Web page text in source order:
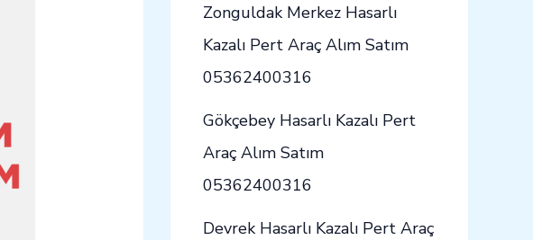
Zonguldak Merkez Hasarlı
Kazalı Pert Araç Alım Satım
05362400316
Gökçebey Hasarlı Kazalı Pert
Araç Alım Satım
05362400316
Devrek Hasarlı Kazalı Pert Araç